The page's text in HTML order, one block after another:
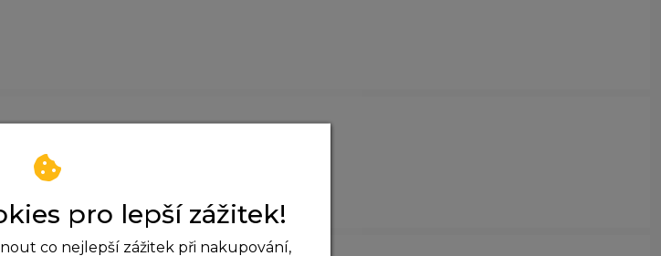
žádné dotazy.
pro lepší zážitek!
co nejlepší zážitek při nakupování,